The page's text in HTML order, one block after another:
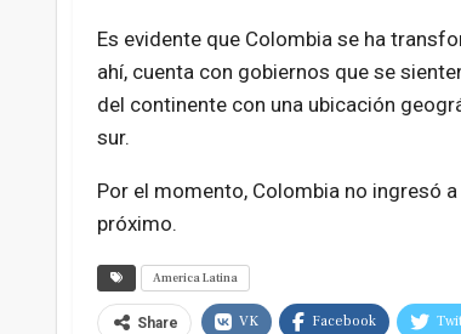
Es evidente que Colombia se ha
ahí, cuenta con gobiernos que se
del continente con una ubicación
sur.
Por el momento, Colombia no ingresó
próximo.
America Latina
Share VK Facebook